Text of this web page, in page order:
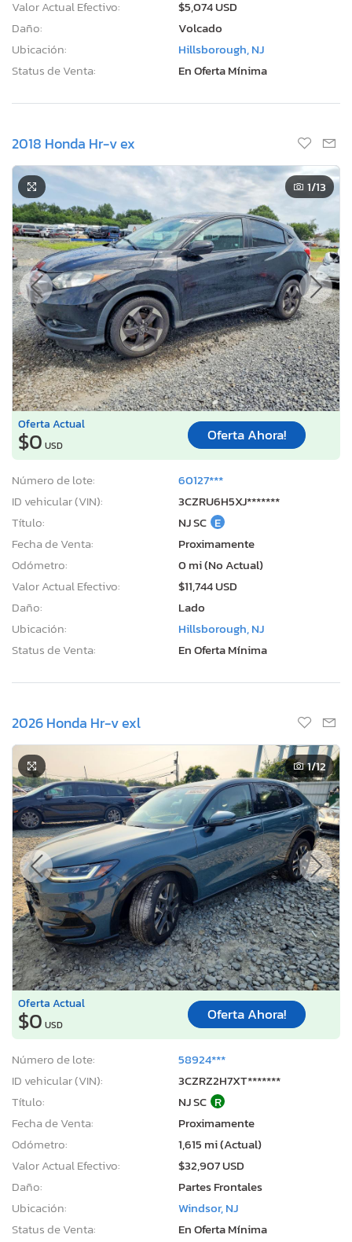
Valor Actual Efectivo:
$5,074 USD
Daño:
Volcado
Ubicación:
Hillsborough, NJ
Status de Venta:
En Oferta Mínima
2018 Honda Hr-v ex
1/13
Oferta Actual
$0 USD
Oferta Ahora!
Número de lote:
60127***
ID vehicular (VIN):
3CZRU6H5XJ*******
Título:
NJ SC E
Fecha de Venta:
Proximamente
Odómetro:
0 mi (No Actual)
Valor Actual Efectivo:
$11,744 USD
Daño:
Lado
Ubicación:
Hillsborough, NJ
Status de Venta:
En Oferta Mínima
2026 Honda Hr-v exl
1/12
Oferta Actual
$0 USD
Oferta Ahora!
Número de lote:
58924***
ID vehicular (VIN):
3CZRZ2H7XT*******
Título:
NJ SC R
Fecha de Venta:
Proximamente
Odómetro:
1,615 mi (Actual)
Valor Actual Efectivo:
$32,907 USD
Daño:
Partes Frontales
Ubicación:
Windsor, NJ
Status de Venta:
En Oferta Mínima